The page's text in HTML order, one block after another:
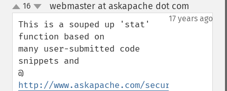
up
down
16 webmaster at askapache dot com
17 years ago
This is a souped up 'stat'
function based on
many user-submitted code
snippets and
http://www.askapache.com/security/chmod-